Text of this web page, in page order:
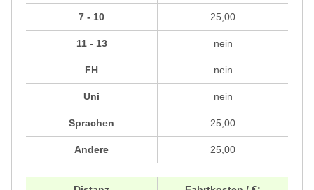
7 - 10
11 - 13
FH
Uni
Sprachen
Andere
25,00
nein
nein
nein
25,00
25,00